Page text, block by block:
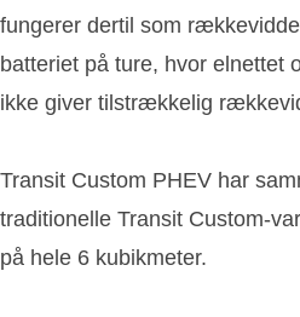
fungerer dertil som
batteriet på ture, hvor elnettet
ikke giver tilstrækkelig
Transit Custom PHEV har
traditionelle Transit Custom-
på hele 6 kubikmeter.